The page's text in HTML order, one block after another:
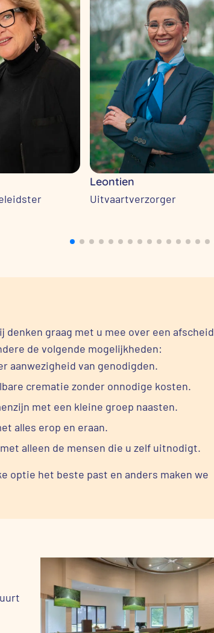
Leontien
Uitvaartverzorger
denken graag met u mee over een afscheid
de volgende mogelijkheden:
aanwezigheid van genodigden.
crematie zonder onnodige kosten.
met een kleine groep naasten.
alles erop en eraan.
alleen de mensen die u zelf uitnodigt.
optie het beste past en anders maken we